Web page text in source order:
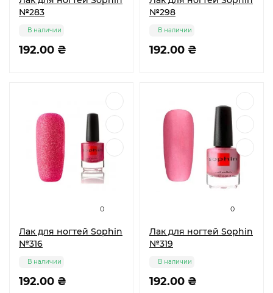
№283
192.00 ₴
В наличии
№298
192.00 ₴
В наличии
0
Лак для ногтей Sophin
№316
192.00 ₴
В наличии
0
Лак для ногтей Sophin
№319
192.00 ₴
В наличии